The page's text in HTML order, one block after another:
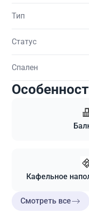
Тип
Статус
Спален
Кафельное
Смотреть все